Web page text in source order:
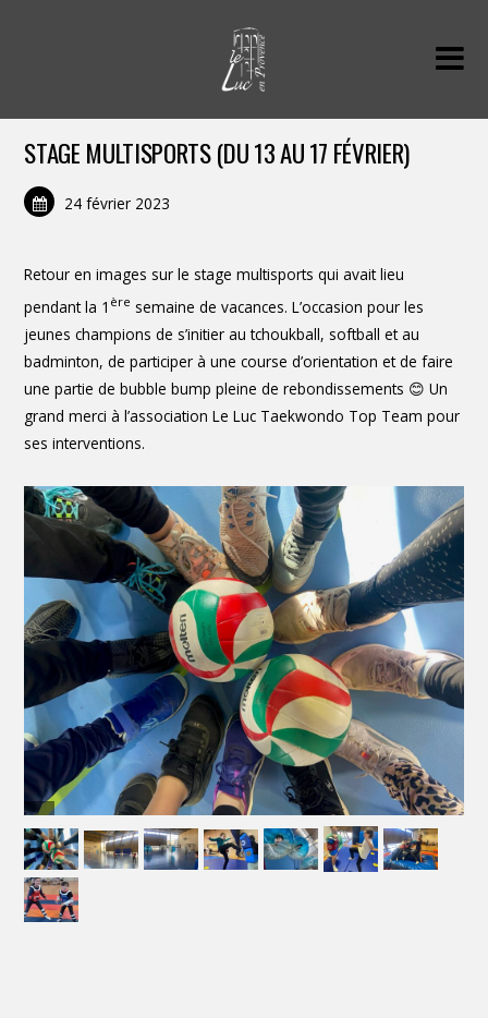
STAGE MULTISPORTS (DU 13 AU 17 FÉVRIER)
24 février 2023
Retour en images sur le stage multisports qui avait lieu
pendant la 1 ère semaine de vacances. L’occasion pour les
jeunes champions de s’initier au tchoukball, softball et au
badminton, de participer à une course d’orientation et de faire
une partie de bubble bump pleine de rebondissements 😊 Un
grand merci à l’association Le Luc Taekwondo Top Team pour
ses interventions.